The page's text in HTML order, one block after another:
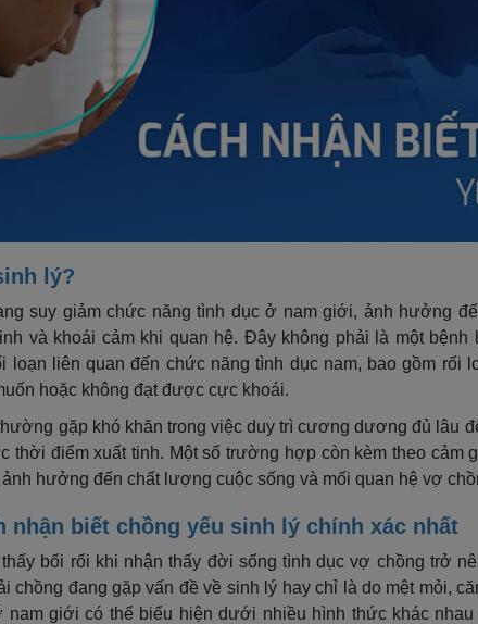
lý?
suy giảm chức năng tình dục ở nam giới, ảnh hưởng
và khoái cảm khi quan hệ. Đây không phải là một bệnh
loạn liên quan đến chức năng tình dục nam, bao gồm rối
hoặc không đạt được cực khoái.
gặp khó khăn trong việc duy trì cương dương đủ lâu
thời điểm xuất tinh. Một số trường hợp còn kèm theo cảm
hưởng đến chất lượng cuộc sống và mối quan hệ vợ
nhận biết chồng yếu sinh lý chính xác nhất
bối rối khi nhận thấy đời sống tình dục vợ chồng trở
chồng đang gặp vấn đề về sinh lý hay chỉ là do mệt mỏi,
nam giới có thể biểu hiện dưới nhiều hình thức khác